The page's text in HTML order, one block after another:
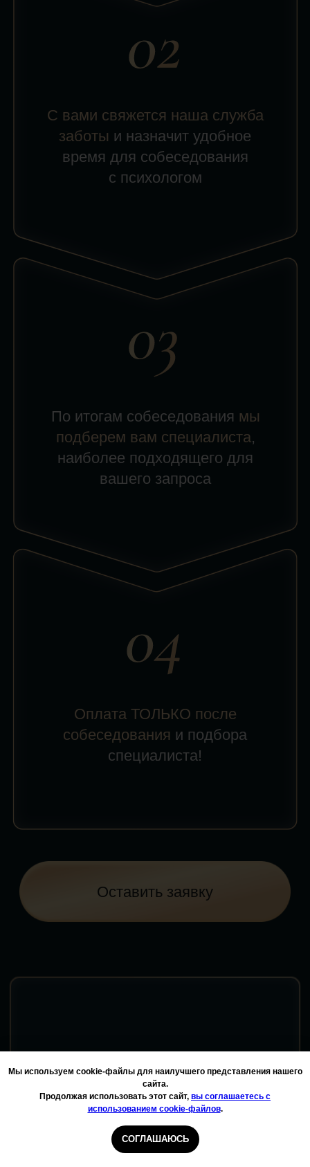
Мы используем cookie-файлы для наилучшего представления нашего
сайта.
Продолжая использовать этот сайт, вы соглашаетесь с
использованием cookie-файлов.
СОГЛАШАЮСЬ